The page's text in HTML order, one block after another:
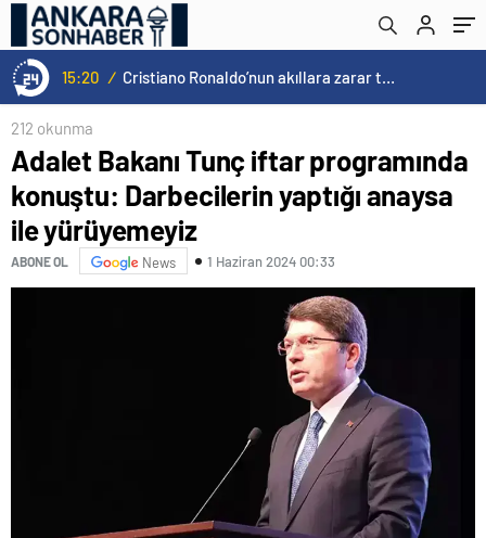
15:20 / Cristiano Ronaldo’nun akıllara zarar tüm kariyerinin istatistiğini çıkardık !
yürüyemeyiz
212 okunma
Adalet Bakanı Tunç iftar programında
konuştu: Darbecilerin yaptığı anaysa
ile yürüyemeyiz
ABONE OL News 1 Haziran 2024 00:33